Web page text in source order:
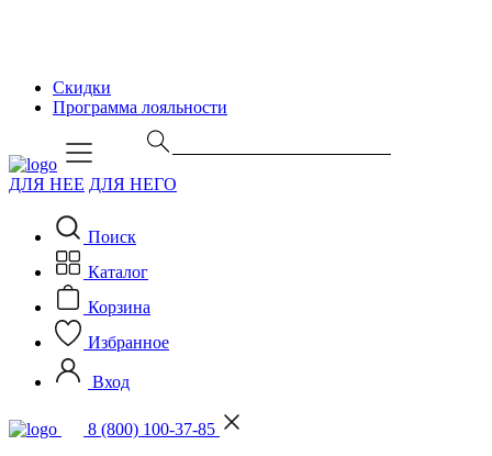
Скидки
Программа лояльности
ДЛЯ НЕЕ ДЛЯ НЕГО
Поиск
Каталог
Корзина
Избранное
Вход
8 (800) 100-37-85